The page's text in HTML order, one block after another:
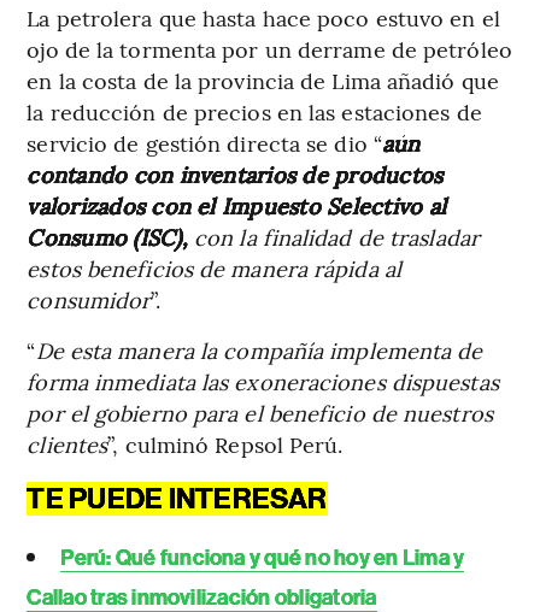
La petrolera que hasta hace poco estuvo en el
ojo de la tormenta por un derrame de petróleo
en la costa de la provincia de Lima añadió que
la reducción de precios en las estaciones de
servicio de gestión directa se dio “aún
contando con inventarios de productos
valorizados con el Impuesto Selectivo al
Consumo (ISC), con la finalidad de trasladar
estos beneficios de manera rápida al
consumidor”.
“De esta manera la compañía implementa de
forma inmediata las exoneraciones dispuestas
por el gobierno para el beneficio de nuestros
clientes”, culminó Repsol Perú.
TE PUEDE INTERESAR
Perú: Qué funciona y qué no hoy en Lima y
Callao tras inmovilización obligatoria